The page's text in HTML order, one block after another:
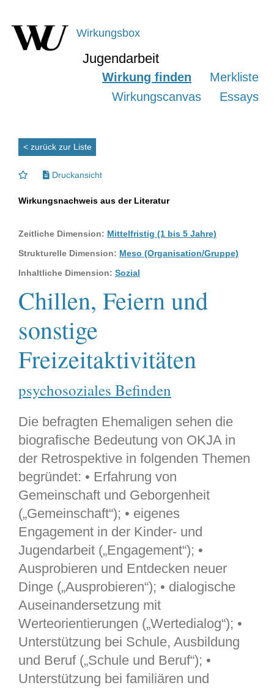
Wirkungsbox
Jugendarbeit
Wirkung finden
Merkliste
Wirkungscanvas
Essays
< zurück zur Liste
Druckansicht
Wirkungsnachweis aus der Literatur
Zeitliche Dimension: Mittelfristig (1 bis 5 Jahre)
Strukturelle Dimension: Meso (Organisation/Gruppe)
Inhaltliche Dimension: Sozial
Chillen, Feiern und
sonstige
Freizeitaktivitäten
psychosoziales Befinden
Die befragten Ehemaligen sehen die
biografische Bedeutung von OKJA in
der Retrospektive in folgenden Themen
begründet: • Erfahrung von
Gemeinschaft und Geborgenheit
(„Gemeinschaft“); • eigenes
Engagement in der Kinder- und
Jugendarbeit („Engagement“); •
Ausprobieren und Entdecken neuer
Dinge („Ausprobieren“); • dialogische
Auseinandersetzung mit
Werteorientierungen („Wertedialog“); •
Unterstützung bei Schule, Ausbildung
und Beruf („Schule und Beruf“); •
Unterstützung bei familiären und